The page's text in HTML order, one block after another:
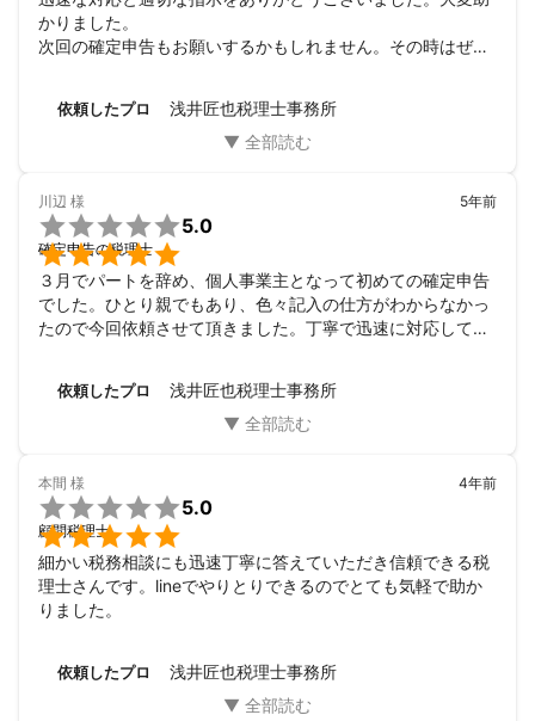
かりました。
次回の確定申告もお願いするかもしれません。その時はぜひ
依頼したプロ 浅井匠也税理士事務所
川辺 様


5.0
確定申告の税理士
5年前
３月でパートを辞め、個人事業主となって初めての確定申告
でした。ひとり親でもあり、色々記入の仕方がわからなかっ
たので今回依頼させて頂きました。丁寧で迅速に対応して頂
依頼したプロ 浅井匠也税理士事務所
本間 様


5.0
顧問税理士
4年前
細かい税務相談にも迅速丁寧に答えていただき信頼できる税
理士さんです。lineでやりとりできるのでとても気軽で助か
りました。
依頼したプロ 浅井匠也税理士事務所